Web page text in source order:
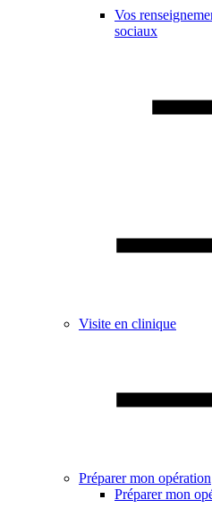
Vos
sociaux
Visite en clinique
Préparer mon opération
Préparer mon